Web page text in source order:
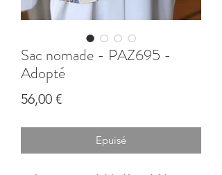
Sac nomade - PAZ695 -
Adopté
56,00 €Prix
Epuisé